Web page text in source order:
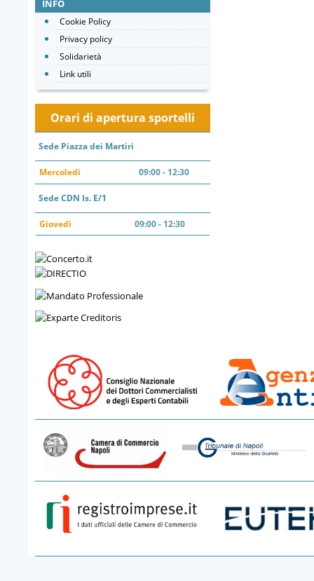
INFO
Cookie Policy
Privacy policy
Solidarietà
Link utili
Orari di apertura sportelli
Sede Piazza dei Martiri
Mercoledì 09:00 - 12:30
Sede CDN Is. E/1
Giovedì 09:00 - 12:30